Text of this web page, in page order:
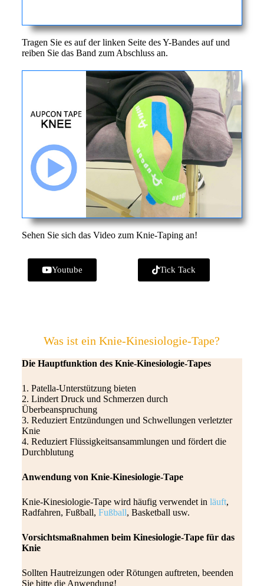
Tragen Sie es auf der linken Seite des Y-Bandes auf und
reiben Sie das Band zum Abschluss an.
Sehen Sie sich das Video zum Knie-Taping an!
Youtube Tick Tack
Was ist ein Knie-Kinesiologie-Tape?
Die Hauptfunktion des Knie-Kinesiologie-Tapes
1. Patella-Unterstützung bieten
2. Lindert Druck und Schmerzen durch
Überbeanspruchung
3. Reduziert Entzündungen und Schwellungen verletzter
Knie
4. Reduziert Flüssigkeitsansammlungen und fördert die
Durchblutung
Anwendung von Knie-Kinesiologie-Tape
Knie-Kinesiologie-Tape wird häufig verwendet in läuft,
Radfahren, Fußball, Fußball, Basketball usw.
Vorsichtsmaßnahmen beim Kinesiologie-Tape für das
Knie
Sollten Hautreizungen oder Rötungen auftreten, beenden
Sie bitte die Anwendung!